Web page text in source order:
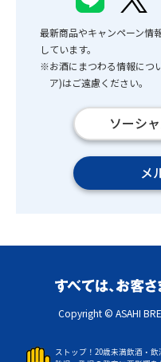
最新商品やキャンペーン情
しています。
※お酒にまつわる情報につ
ア)はご遠慮ください。
ソーシ
メ
Copyright © ASAHI